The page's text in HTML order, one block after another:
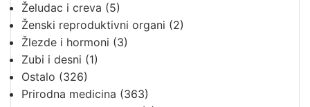
Želudac i creva (5)
Ženski reproduktivni organi (2)
Žlezde i hormoni (3)
Zubi i desni (1)
Ostalo (326)
Prirodna medicina (363)